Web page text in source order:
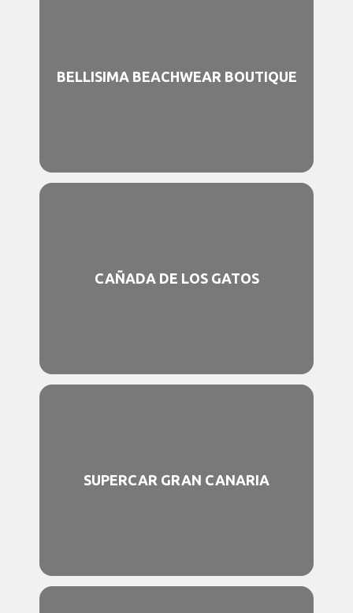
BELLISIMA BEACHWEAR BOUTIQUE
CAÑADA DE LOS GATOS
SUPERCAR GRAN CANARIA